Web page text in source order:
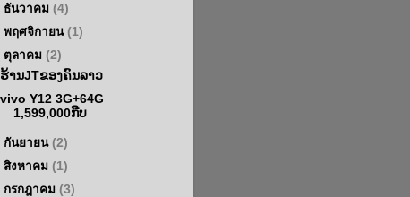
ธันวาคม(4)
พฤศจิกายน(1)
ตุลาคม(2)
ຮ້ານJTຂອງຄົນລາວ
vivo Y12 3G+64G
1,599,000ກີບ
กันยายน(2)
สิงหาคม(1)
กรกฎาคม(3)